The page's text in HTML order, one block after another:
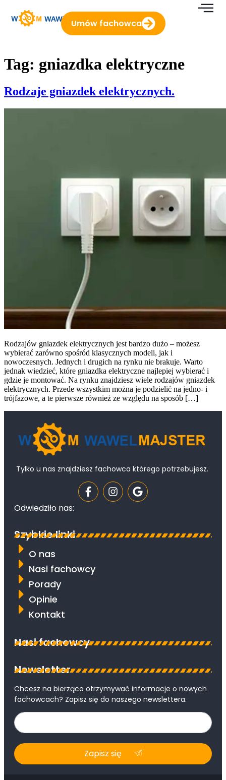
treści
Umów fachowca
Tag: gniazdka elektryczne
Rodzaje gniazdek elektrycznych.
Rodzajów gniazdek elektrycznych jest bardzo dużo – możesz
wybierać zarówno spośród klasycznych modeli, jak i
nowoczesnych. Jednych i drugich na rynku nie brakuje. Warto
jednak wiedzieć, które gniazdka elektryczne najlepiej wybierać i
gdzie je montować. Na rynku znajdziesz wiele rodzajów gniazdek
elektrycznych. Przede wszystkim można je podzielić na jedno- i
trójfazowe, a te pierwsze również ze względu na sposób […]
Tylko u nas znajdziesz fachowca którego potrzebujesz.
Odwiedziło nas:
Szybkie linki
O nas
Nasi fachowcy
Porady
Opinie
Kontakt
Nasi fachowcy
Newsletter
Chcesz na bierząco otrzymywać informacje o nowych
fachowcach? Zapisz się do naszego newslettera.
Zapisz się